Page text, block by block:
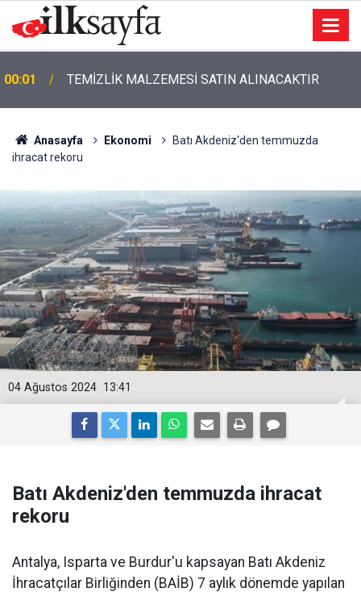
00:01 TEMİZLİK MALZEMESİ SATIN ALINACAKTIR
Anasayfa Ekonomi
Batı Akdeniz'den temmuzda
ihracat rekoru
13:41
04 Ağustos 2024
Batı Akdeniz'den temmuzda ihracat
rekoru
Antalya, Isparta ve Burdur'u kapsayan Batı Akdeniz
İhracatçılar Birliğinden (BAİB) 7 aylık dönemde yapılan